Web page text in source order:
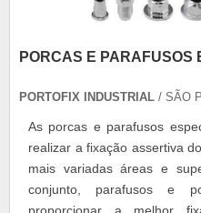
PORCAS E PARAFUSOS
PORTOFIX INDUSTRIAL / SÃO
As porcas e parafusos
realizar a fixação assertiva
mais variadas áreas e
conjunto, parafusos e